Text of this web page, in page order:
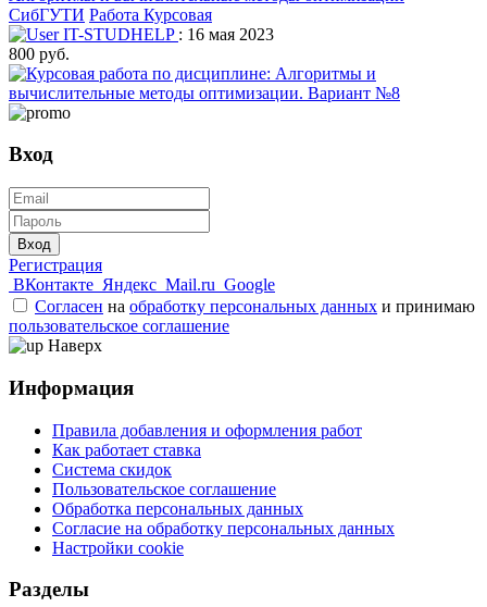
СибГУТИ Работа Курсовая
IT-STUDHELP : 16 мая 2023
800 руб.
Вход
Вход
Регистрация
ВКонтакте Яндекс Mail.ru Google
Согласен на обработку персональных данных и принимаю
пользовательское соглашение
Наверх
Информация
Правила добавления и оформления работ
Как работает ставка
Система скидок
Пользовательское соглашение
Обработка персональных данных
Согласие на обработку персональных данных
Настройки cookie
Разделы